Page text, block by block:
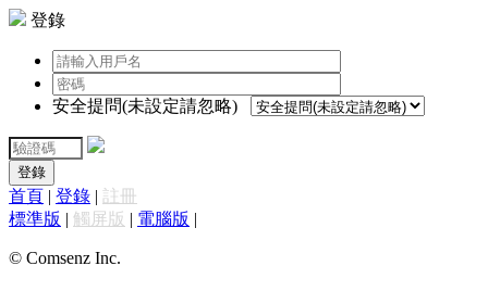
登錄
安全提問(未設定請忽略)
登錄
首頁 | 登錄 | 註冊
標準版 | 觸屏版 | 電腦版 |
© Comsenz Inc.